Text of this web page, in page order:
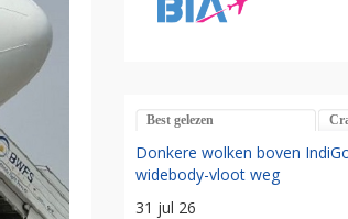
Best gelezen
Donkere wolken boven
widebody-vloot weg
31 jul 26